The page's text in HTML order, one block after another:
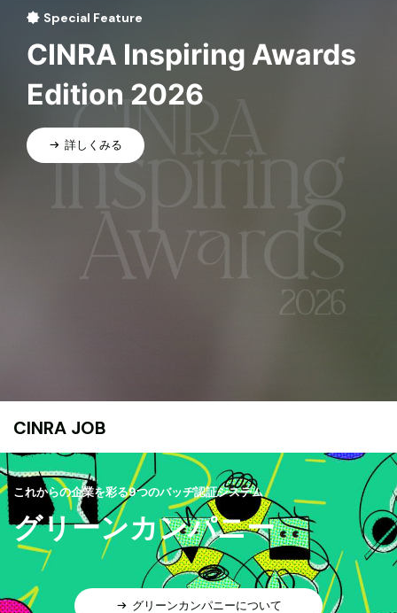
Special Feature
CINRA Inspiring Awards
Edition 2026
詳しくみる
CINRA JOB
これからの企業を彩る9つのバッヂ認証システム
グリーンカンパニー
グリーンカンパニーについて